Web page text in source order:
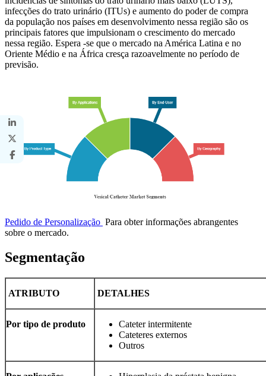
infecções do trato urinário (ITUs) e aumento do poder de compra
da população nos países em desenvolvimento nessa região são os
principais fatores que impulsionam o crescimento do mercado
nessa região. Espera -se que o mercado na América Latina e no
Oriente Médio e na África cresça razoavelmente no período de
previsão.
Pedido de Personalização Para obter informações abrangentes
sobre o mercado.
Segmentação
ATRIBUTO DETALHES
Por tipo de produto
Cateter intermitente
Cateteres externos
Outros